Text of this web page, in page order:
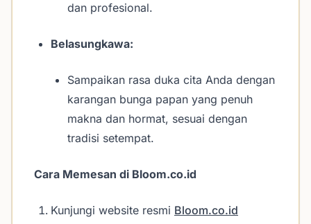
dan profesional.
Belasungkawa:
Sampaikan rasa duka cita Anda dengan
karangan bunga papan yang penuh
makna dan hormat, sesuai dengan
tradisi setempat.
Cara Memesan di Bloom.co.id
Kunjungi website resmi Bloom.co.id